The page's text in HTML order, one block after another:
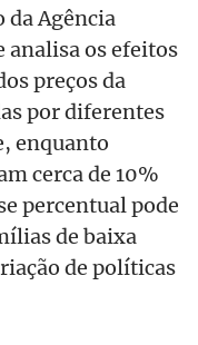
da Agência
analisa os efeitos
preços da
por diferentes
enquanto
cerca de 10%
percentual pode
de baixa
de políticas